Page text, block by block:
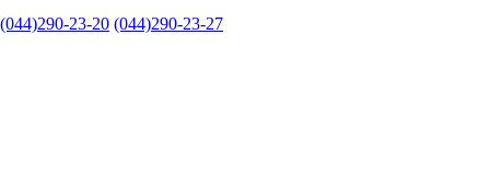
(044)290-23-20 (044)290-23-27